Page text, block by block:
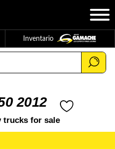
Inventario
2012
trucks for sale